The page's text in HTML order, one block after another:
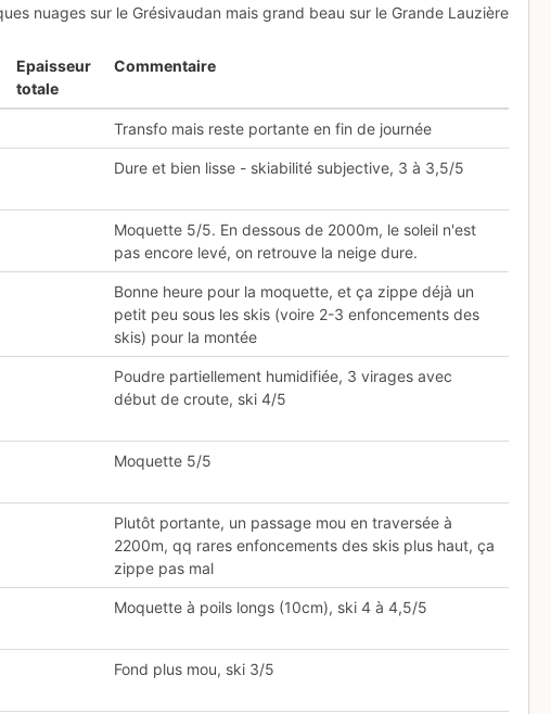
nuages sur le Grésivaudan mais grand beau sur le Grande Lauzière
Epaisseur
totale
Commentaire
Transfo mais reste portante en fin de journée
Dure et bien lisse - skiabilité subjective, 3 à 3,5/5
Moquette 5/5. En dessous de 2000m, le soleil n'est
pas encore levé, on retrouve la neige dure.
Bonne heure pour la moquette, et ça zippe déjà un
petit peu sous les skis (voire 2-3 enfoncements des
skis) pour la montée
Poudre partiellement humidifiée, 3 virages avec
début de croute, ski 4/5
Moquette 5/5
Plutôt portante, un passage mou en traversée à
2200m, qq rares enfoncements des skis plus haut, ça
zippe pas mal
Moquette à poils longs (10cm), ski 4 à 4,5/5
Fond plus mou, ski 3/5